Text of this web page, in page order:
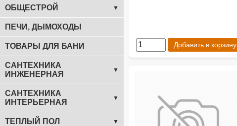
ОБЩЕСТРОЙ ▼
ПЕЧИ, ДЫМОХОДЫ
ТОВАРЫ ДЛЯ БАНИ
САНТЕХНИКА
ИНЖЕНЕРНАЯ
▼
САНТЕХНИКА
ИНТЕРЬЕРНАЯ
▼
ТЕПЛЫЙ ПОЛ ▼
Добавить в корзину